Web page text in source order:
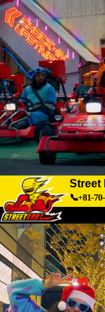
Street
📞+81-
Über uns
Anfahrt